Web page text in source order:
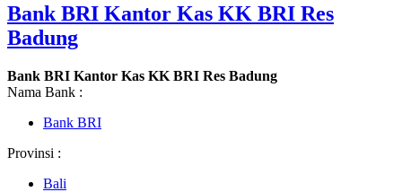
Bank BRI Kantor Kas KK BRI Res
Badung
Bank BRI Kantor Kas KK BRI Res Badung
Nama Bank :
Bank BRI
Provinsi :
Bali